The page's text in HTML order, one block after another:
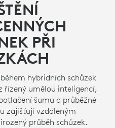
PŘI
hybridních schůzek
řízený umělou inteligencí,
šumu a průběžné
zajišťují vzdáleným
průběh schůzek.